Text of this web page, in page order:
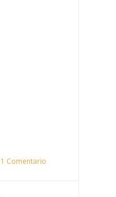
1 Comentario